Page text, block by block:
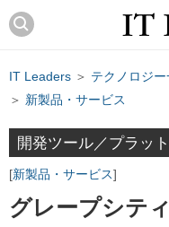
IT Leaders ＞ テクノロジ
＞ 新製品・サービス
開発ツール／プラッ
新製品・サービス
グレープシテ